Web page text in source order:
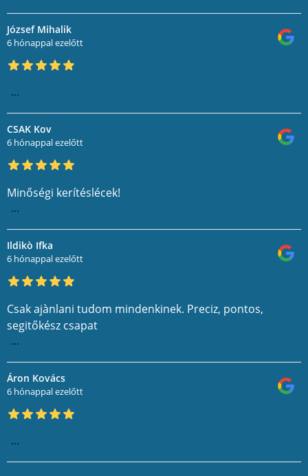
József Mihalik
6 hónappal ezelőtt
...
CSAK Kov
6 hónappal ezelőtt
Minőségi kerítéslécek!
...
Ildikò Ifka
6 hónappal ezelőtt
Csak ajànlani tudom mindenkinek. Preciz, pontos,
segitőkész csapat
...
Áron Kovács
6 hónappal ezelőtt
...